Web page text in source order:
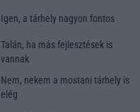
Igen, a tárhely nagyon fontos
Talán, ha más fejlesztések is
vannak
Nem, nekem a mostani tárhely is
elég